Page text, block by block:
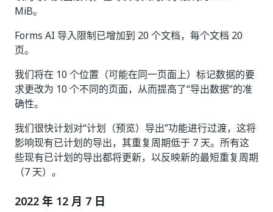
MiB。
Forms AI 导入限制已增加到 20 个文档，每个文档 20
页。
我们将在 10 个位置（可能在同一页面上）标记数据的要
求更改为 10 个不同的页面，从而提高了“导出数据”的准
确性。
我们很快计划对“计划（预览）导出”功能进行过渡，这将
影响现有已计划的导出，其重复周期低于 7 天。所有这
些现有已计划的导出都将更新，以反映新的最短重复周期
（7 天）。
2022 年 12 月 7 日